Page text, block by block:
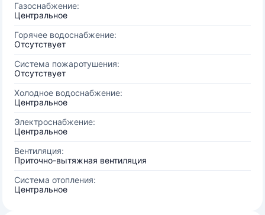
Газоснабжение:
Центральное
Горячее водоснабжение:
Отсутствует
Система пожаротушения:
Отсутствует
Холодное водоснабжение:
Центральное
Электроснабжение:
Центральное
Вентиляция:
Приточно-вытяжная вентиляция
Система отопления:
Центральное